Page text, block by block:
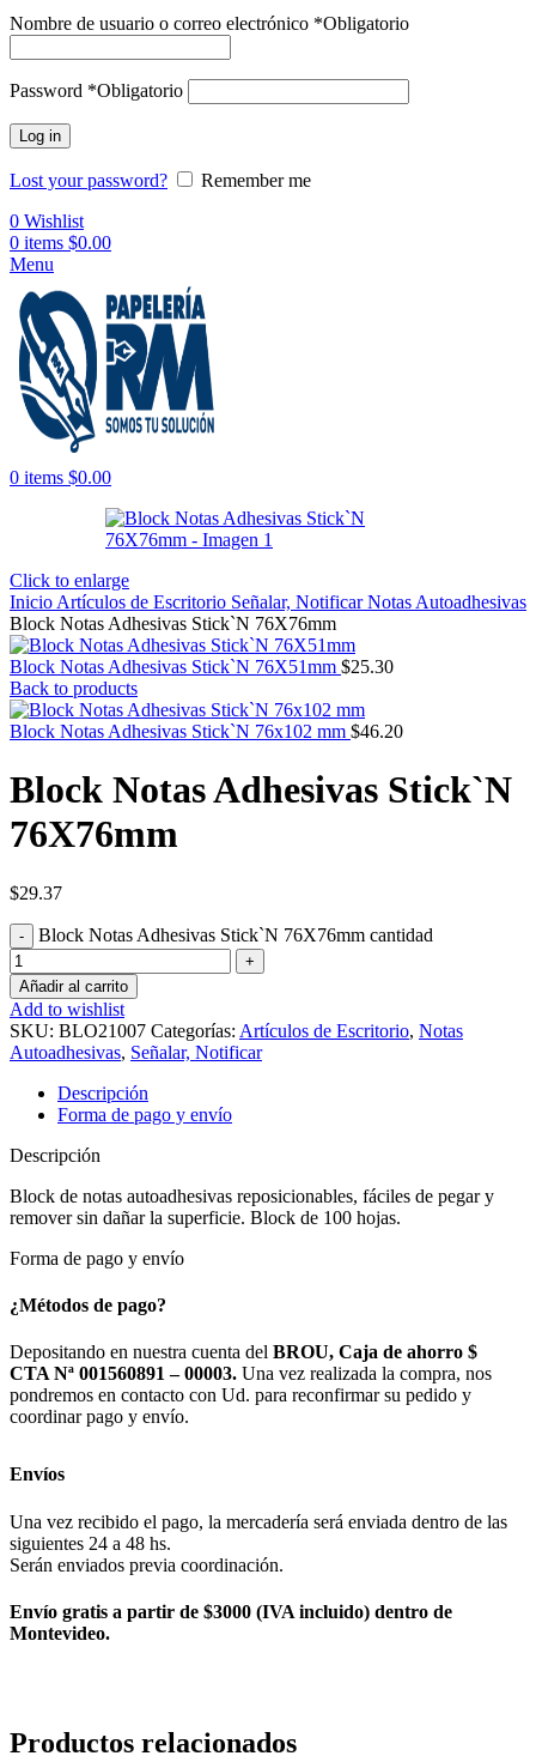
Nombre de usuario o correo electrónico *Obligatorio
Password *Obligatorio
Log in
Lost your password?
Remember me
0 Wishlist
0 items $0.00
Menu
0 items $0.00
Click to enlarge
Inicio Artículos de Escritorio Señalar, NotificarNotas Autoadhesivas
Block Notas Adhesivas Stick`N 76X76mm
Block Notas Adhesivas Stick`N 76X51mm $25.30
Back to products
Block Notas Adhesivas Stick`N 76x102 mm $46.20
Block Notas Adhesivas Stick`N
76X76mm
$29.37
Block Notas Adhesivas Stick`N 76X76mm cantidad
Añadir al carrito
Add to wishlist
SKU: BLO21007 Categorías: Artículos de Escritorio, Notas
Autoadhesivas, Señalar, Notificar
Descripción
Forma de pago y envío
Descripción
Block de notas autoadhesivas reposicionables, fáciles de pegar y
remover sin dañar la superficie. Block de 100 hojas.
Forma de pago y envío
¿Métodos de pago?
Depositando en nuestra cuenta del BROU, Caja de ahorro $
CTA Nª 001560891 – 00003. Una vez realizada la compra, nos
pondremos en contacto con Ud. para reconfirmar su pedido y
coordinar pago y envío.
Envíos
Una vez recibido el pago, la mercadería será enviada dentro de las
siguientes 24 a 48 hs.
Serán enviados previa coordinación.
Envío gratis a partir de $3000 (IVA incluido) dentro de
Montevideo.
Productos relacionados